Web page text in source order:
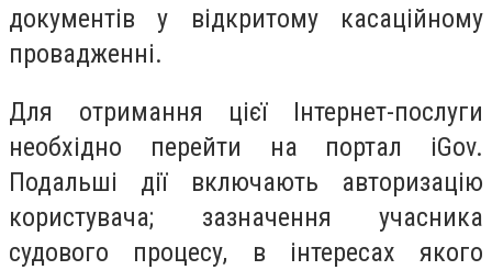
документів у відкритому касаційному
провадженні.
Для отримання цієї Інтернет-послуги
необхідно перейти на портал iGov.
Подальші дії включають авторизацію
користувача; зазначення учасника
судового процесу, в інтересах якого